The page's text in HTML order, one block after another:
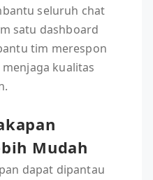
seluruh chat
satu dashboard
tim merespon
kualitas
Mudah
dapat dipantau